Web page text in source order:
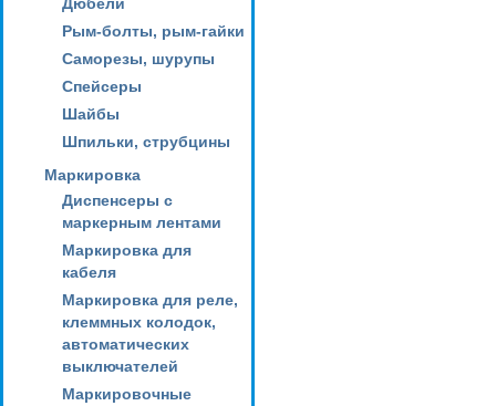
Рым-болты, рым-гайки
Саморезы, шурупы
Спейсеры
Шайбы
Шпильки, струбцины
Маркировка
Диспенсеры с
маркерным лентами
Маркировка для
кабеля
Маркировка для реле,
клеммных колодок,
автоматических
выключателей
Маркировочные